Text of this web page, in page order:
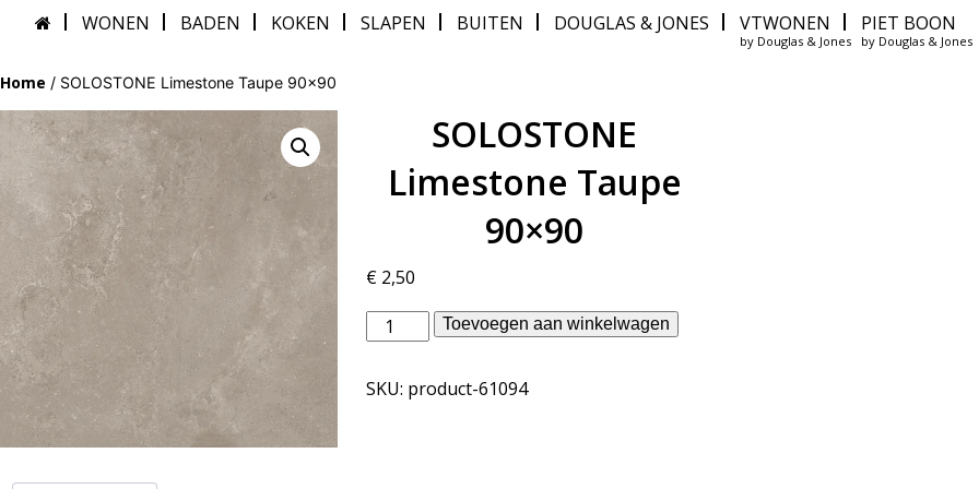
WONEN BADEN KOKEN SLAPEN BUITEN DOUGLAS & JONES VTWONEN
by Douglas & Jones
PIET BOON
by Douglas & Jones
Home / SOLOSTONE Limestone Taupe 90×90
SOLOSTONE
Limestone Taupe
90×90
€2,50
vtwonen
buitenvloeren
SOLOSTONE
Toevoegen aan winkelwagen
SKU: product-61094